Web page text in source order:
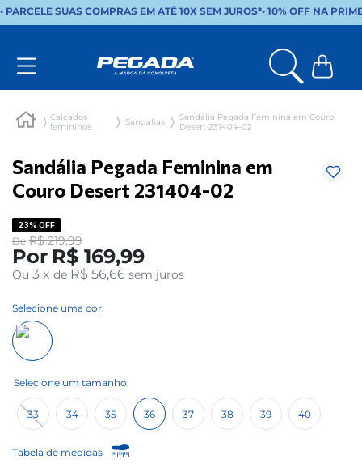
• PARCELE SUAS COMPRAS EM ATÉ 10X SEM JUROS*• 10% OFF NA
Calçados
femininos
Sandálias
Sandália Pegada Feminina em Couro
Desert 231404-02
Sandália Pegada Feminina em
Couro Desert 231404-02
23% OFF
De R$ 219,99
Por R$ 169,99
Ou 3 x de R$ 56,66 sem juros
Selecione uma cor:
33 34 35 36 37 38 39 40
Tabela de medidas